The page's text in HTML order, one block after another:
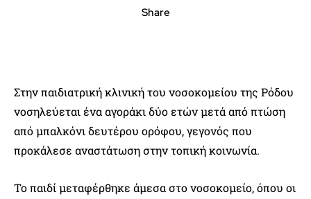
Share
Στην παιδιατρική κλινική του νοσοκομείου της Ρόδου
νοσηλεύεται ένα αγοράκι δύο ετών μετά από πτώση
από μπαλκόνι δευτέρου ορόφου, γεγονός που
προκάλεσε αναστάτωση στην τοπική κοινωνία.
Το παιδί μεταφέρθηκε άμεσα στο νοσοκομείο, όπου οι